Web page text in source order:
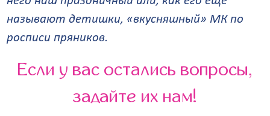
называют детишки, «вкусняшный» МК по
росписи пряников.
Если у вас остались вопросы,
задайте их нам!